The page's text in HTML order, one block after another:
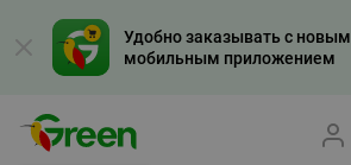
Удобно заказывать с новым
мобильным приложением